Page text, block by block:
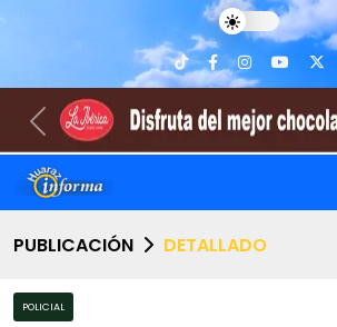
Previous
PUBLICACIÓN DETALLADO
POLICIAL